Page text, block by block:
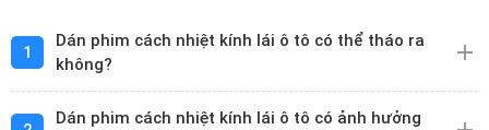
1
Dán phim cách nhiệt kính lái ô tô có thể tháo ra
không?
Dán phim cách nhiệt kính lái ô tô có ảnh hưởng